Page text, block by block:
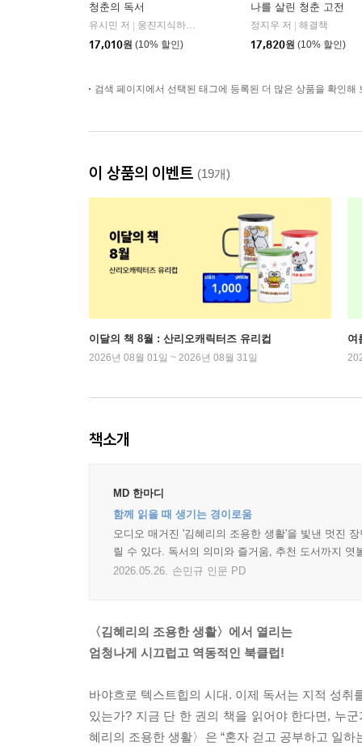
청춘의 독서
유시민 저
웅진지식하우스
17,010원 (10% 할인)
나를 살린 청춘 고전
정지우 저
해결책
17,820원 (10% 할인)
검색 페이지에서 선택된 태그에 등록된 더 많은 상품을 확인해
이 상품의 이벤트 (19개)
이달의 책 8월 : 산리오캐릭터즈 유리컵
2026년 08월 01일 ~ 2026년 08월 31일
여
책소개
MD 한마디
함께 읽을 때 생기는 경이로움
오디오 매거진 '김혜리의 조용한 생활'을 빛낸 멋진
릴 수 있다. 독서의 의미와 즐거움, 추천 도서까지 엿
2026.05.26. 손민규 인문 PD
〈김혜리의 조용한 생활〉에서 열리는
엄청나게 시끄럽고 역동적인 북클럽!
바야흐로 텍스트힙의 시대. 이제 독서는 지적 성
있는가? 지금 단 한 권의 책을 읽어야 한다면, 누
혜리의 조용한 생활〉은 “혼자 걷고 공부하고 일